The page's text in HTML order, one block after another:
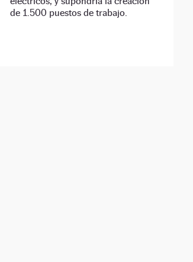
de 1.500 puestos de trabajo.